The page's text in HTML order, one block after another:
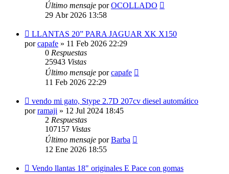
Último mensaje porOCOLLADO
29 Abr 2026 13:58
LLANTAS 20” PARA JAGUAR XK X150
porcapafe » 11 Feb 2026 22:29
0 Respuestas
25943 Vistas
Último mensaje porcapafe
11 Feb 2026 22:29
vendo mi gato, Stype 2.7D 207cv diesel automático
porramaji » 12 Jul 2024 18:45
2 Respuestas
107157 Vistas
Último mensaje porBarba
12 Ene 2026 18:55
Vendo llantas 18" originales E Pace con gomas